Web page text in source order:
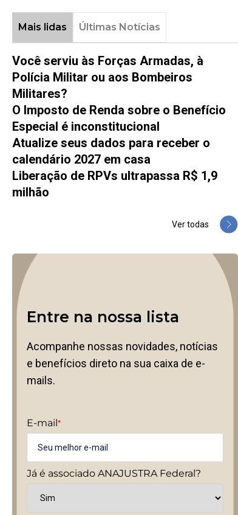
Mais lidas Últimas Notícias
Você serviu às Forças Armadas, à
Polícia Militar ou aos Bombeiros
Militares?
O Imposto de Renda sobre o Benefício
Especial é inconstitucional
Atualize seus dados para receber o
calendário 2027 em casa
Liberação de RPVs ultrapassa R$ 1,9
milhão
Ver todas
Entre na nossa lista
Acompanhe nossas novidades, notícias
e benefícios direto na sua caixa de e-
mails.
E-mail*
Já é associado ANAJUSTRA Federal?